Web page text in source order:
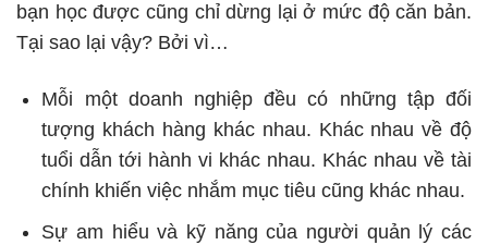
bạn học được cũng chỉ dừng lại ở mức độ căn bản.
Tại sao lại vậy? Bởi vì…
Mỗi một doanh nghiệp đều có những tập đối
tượng khách hàng khác nhau. Khác nhau về độ
tuổi dẫn tới hành vi khác nhau. Khác nhau về tài
chính khiến việc nhắm mục tiêu cũng khác nhau.
Sự am hiểu và kỹ năng của người quản lý các